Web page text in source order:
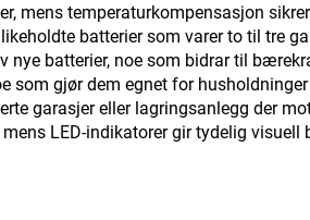
mens temperaturkompensasjon
batterier som varer to til tre
nye batterier, noe som bidrar til
som gjør dem egnet for
garasjer eller lagringsanlegg der
LED-indikatorer gir tydelig visuell